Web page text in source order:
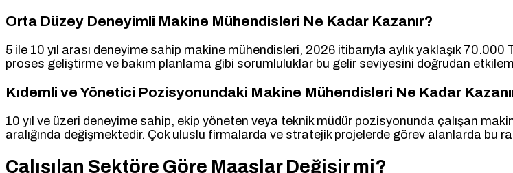
Orta Düzey Deneyimli Makine Mühendisleri Ne Kadar Kazanır?
5 ile 10 yıl arası deneyime sahip makine mühendisleri, 2026 itibarıyla aylık yaklaşık
proses geliştirme ve bakım planlama gibi sorumluluklar bu gelir seviyesini doğrudan
Kıdemli ve Yönetici Pozisyonundaki Makine Mühendisleri Ne Kadar
10 yıl ve üzeri deneyime sahip, ekip yöneten veya teknik müdür pozisyonunda çalışan
aralığında değişmektedir. Çok uluslu firmalarda ve stratejik projelerde görev alanlarda bu
Çalışılan Sektöre Göre Maaşlar Değişir mi?